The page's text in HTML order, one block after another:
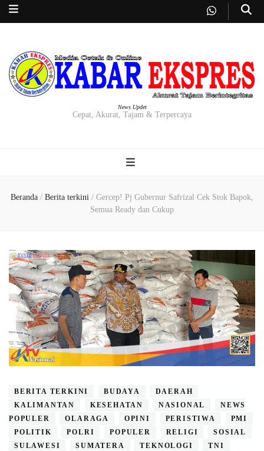
News Updet
Cepat, Akurat, Tajam & Terpercaya
Beranda / Berita terkini / Gercep! Pj Gubernur Safrizal Cek Stok Bapok,
Semua Ready dan Cukup
BERITA TERKINI BUDAYA
DAERAH
KALIMANTAN
KESEHATAN NASIONAL
NEWS
POPULER
OLARAGA OPINI PERISTIWA
PMI
POLITIK
POLRI POPULER RELIGI
SOSIAL
SULAWESI
SUMATERA TEKNOLOGI TNI